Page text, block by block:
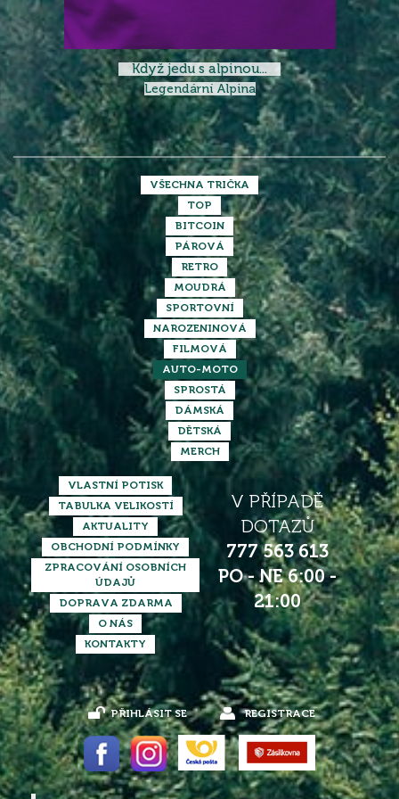
Když jedu s alpinou...
Legendární Alpina
VŠECHNA TRIČKA
TOP
BITCOIN
PÁROVÁ
RETRO
MOUDRÁ
SPORTOVNÍ
NAROZENINOVÁ
FILMOVÁ
AUTO-MOTO
SPROSTÁ
DÁMSKÁ
DĚTSKÁ
MERCH
VLASTNÍ POTISK
TABULKA VELIKOSTÍ
AKTUALITY
OBCHODNÍ PODMÍNKY
ZPRACOVÁNÍ OSOBNÍCH
ÚDAJŮ
DOPRAVA ZDARMA
O NÁS
KONTAKTY
V PŘÍPADĚ
DOTAZŮ
777 563 613
PO - NE 6:00 -
21:00
PŘIHLÁSIT SE REGISTRACE